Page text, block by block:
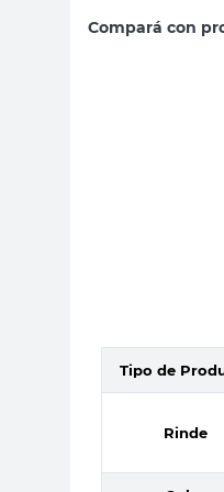
Compará con
Tipo de
Rinde